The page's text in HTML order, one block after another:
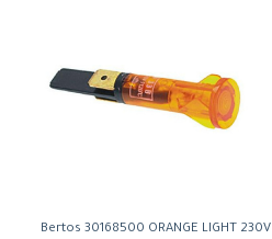
Bertos 30168500 ORANGE LIGHT 230V